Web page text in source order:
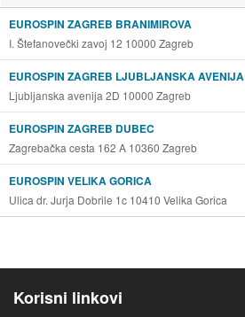
EUROSPIN ZAGREB BRANIMIROVA
I. Štefanovečki zavoj 12 10000 Zagreb
EUROSPIN ZAGREB LJUBLJANSKA AVENIJA
Ljubljanska avenija 2D 10000 Zagreb
EUROSPIN ZAGREB DUBEC
Zagrebačka cesta 162 A 10360 Zagreb
EUROSPIN VELIKA GORICA
Ulica dr. Jurja Dobrile 1c 10410 Velika Gorica
Korisni linkovi